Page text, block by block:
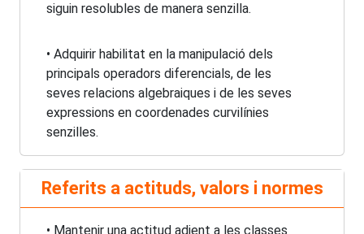
siguin resolubles de manera senzilla.
• Adquirir habilitat en la manipulació dels
principals operadors diferencials, de les
seves relacions algebraiques i de les seves
expressions en coordenades curvilínies
senzilles.
Referits a actituds, valors i normes
• Mantenir una actitud adient a les classes